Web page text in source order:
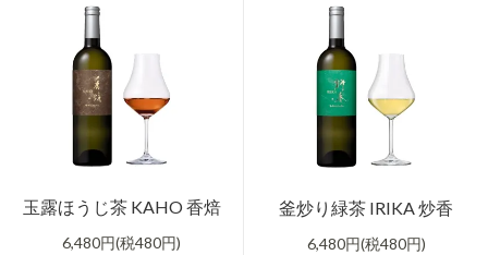
玉露ほうじ茶 KAHO 香焙
6,480円(税480円)
釜炒り緑茶 IRIKA 炒香
6,480円(税480円)